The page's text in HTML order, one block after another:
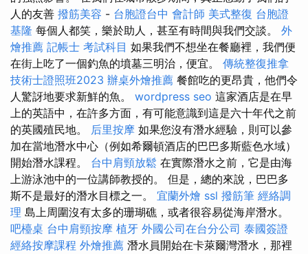
人的友善 撥筋美容 - 台胞證台中 會計師 美式整復 台胞證
基隆 每個人都笑，樂於助人，甚至有時間與我們交談。 外
燴推薦 記帳士 考試科目 如果我們不想坐在餐廳裡，我們便
在街上吃了一個釣魚的墳墓三明治，便宜。 傳統整復推拿
技術士證照班2023 辦桌外燴推薦 餐館吃的更昂貴，他們令
人驚訝地要求新鮮的魚。 wordpress seo 這家酒店是在早
上的英語中，在許多方面，有可能意識到這是六十年代之前
的英國殖民地。 后里按摩 如果您沒有潛水經驗，則可以參
加在當地潛水中心（例如希爾頓酒店的巴巴多斯藍色水域）
開始潛水課程。 台中肩頸放鬆 在實際潛水之前，它是由海
上游泳池中的一位講師教授的。 但是，總的來說，巴巴多
斯不是最好的潛水目標之一。 宜蘭外燴 ssl 撥筋筆 經絡調
理 島上周圍沒有太多的珊瑚礁，或者很容易從海岸潛水。
吧檯桌 台中肩頸按摩 植牙 外國公司在台分公司 泰國簽證
經絡按摩課程 外燴推薦 潛水員開始在卡萊爾灣潛水，那裡